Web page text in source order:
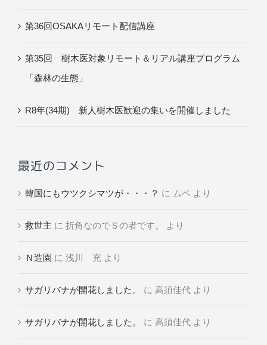
第36回OSAKAリモート配信講座
第35回 樹木医対象リモート＆リアル講座プログラム
「森林の生態」
R8年(34期) 新人樹木医歓迎の集いを開催しました
最近のコメント
韓国にもウツクシマツが・・・？ に ムベ より
救世主 に 折角なのでＳの者です。 より
Ｎ造園 に 浅川 充 より
サガリバナが開花しました。 に 高須佳代 より
サガリバナが開花しました。 に 高須佳代 より